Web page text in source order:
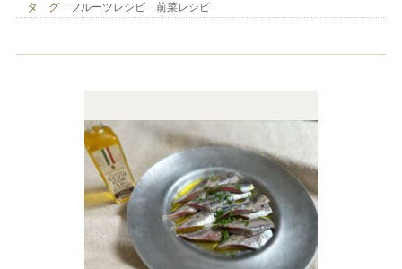
タ グ
フルーツレシピ 前菜レシピ